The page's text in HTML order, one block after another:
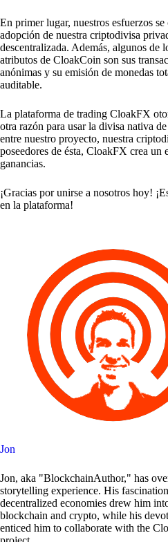
En primer lugar, nuestros esfuerzos se
adopción de nuestra criptodivisa
descentralizada. Además, algunos de
atributos de CloakCoin son sus
anónimas y su emisión de monedas
auditable.
La plataforma de trading CloakFX
otra razón para usar la divisa nativa
entre nuestro proyecto, nuestra
poseedores de ésta, CloakFX crea un
ganancias.
¡Gracias por unirse a nosotros hoy!
en la plataforma!
Jon
Jon, aka "BlockchainAuthor," has
storytelling experience. His
decentralized economies drew him
blockchain and crypto, while his
enticed him to collaborate with the